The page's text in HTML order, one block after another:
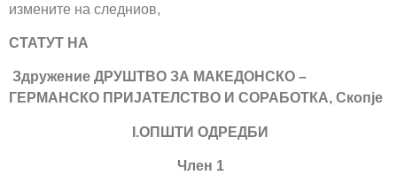
измените на следниов,
СТАТУТ НА
Здружение ДРУШТВО ЗА МАКЕДОНСКО –
ГЕРМАНСКО ПРИЈАТЕЛСТВО И СОРАБОТКА, Скопје
I.ОПШТИ ОДРЕДБИ
Член 1